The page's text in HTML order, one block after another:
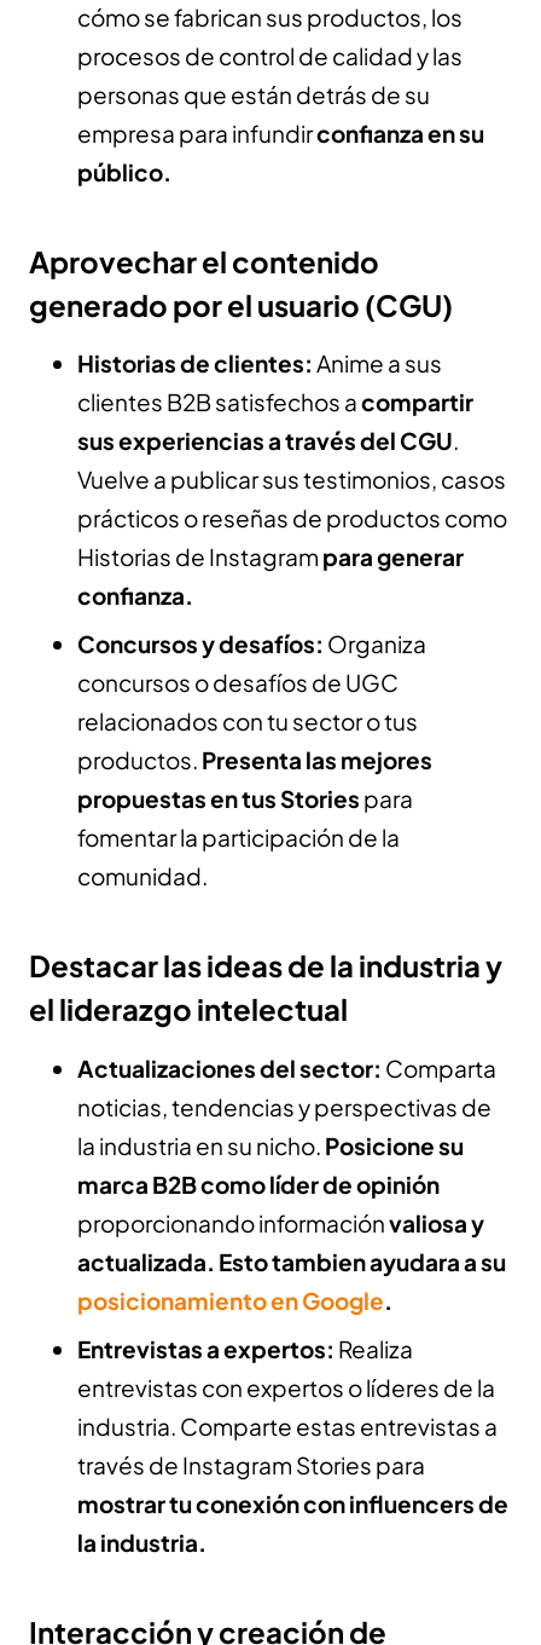
cómo se fabrican sus productos, los
procesos de control de calidad y las
personas que están detrás de su
empresa para infundirconfianza en su
público.
Aprovechar el contenido
generado por el usuario (CGU)
Historias de clientes: Anime a sus
clientes B2B satisfechos acompartir
sus experiencias a través del CGU.
Vuelve a publicar sus testimonios, casos
prácticos o reseñas de productos como
Historias de Instagram para generar
confianza.
Concursos y desafíos: Organiza
concursos o desafíos de UGC
relacionados con tu sector o tus
productos. Presenta las mejores
propuestas en tus Stories para
fomentar la participación de la
comunidad.
Destacar las ideas de la industria y
el liderazgo intelectual
Actualizaciones del sector: Comparta
noticias, tendencias y perspectivas de
la industria en su nicho. Posicione su
marca B2B como líder de opinión
proporcionando informaciónvaliosa y
actualizada. Esto tambien ayudara a su
posicionamiento en Google.
Entrevistas a expertos: Realiza
entrevistas con expertos o líderes de la
industria. Comparte estas entrevistas a
través de Instagram Stories para
mostrar tu conexión con influencers de
la industria.
Interacción y creación de